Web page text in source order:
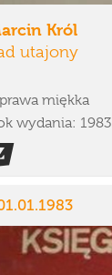
Król
utajony
miękka
wydania: 1983